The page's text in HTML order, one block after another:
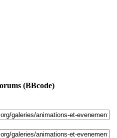
(BBcode)